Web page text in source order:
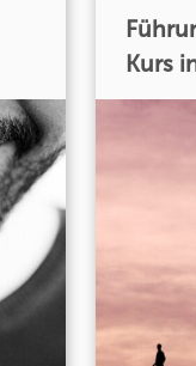
Kurs